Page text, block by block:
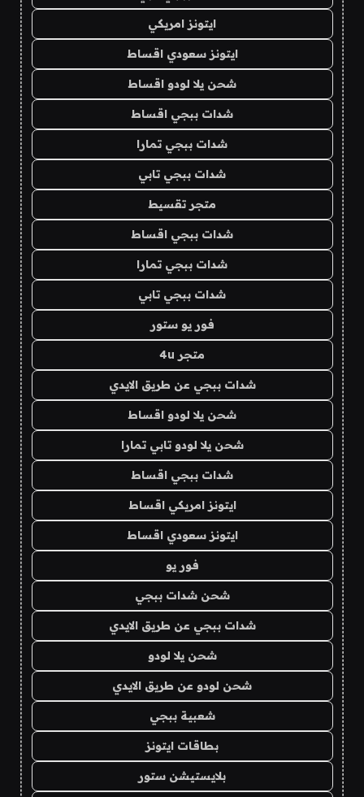
ايتونز امريكي
ايتونز سعودي اقساط
شحن يلا لودو اقساط
شدات ببجي اقساط
شدات ببجي تمارا
شدات ببجي تابي
متجر تقسيط
شدات ببجي اقساط
شدات ببجي تمارا
شدات ببجي تابي
فور يو ستور
متجر 4u
شدات ببجي عن طريق الايدي
شحن يلا لودو اقساط
شحن يلا لودو تابي تمارا
شدات ببجي اقساط
ايتونز امريكي اقساط
ايتونز سعودي اقساط
فور يو
شحن شدات ببجي
شدات ببجي عن طريق الايدي
شحن يلا لودو
شحن لودو عن طريق الايدي
شعبية ببجي
بطاقات ايتونز
بلايستيشن ستور